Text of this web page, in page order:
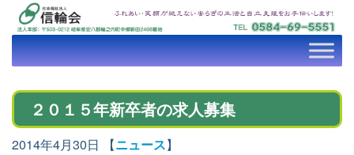
２０１５年新卒者の求人募集
2014年4月30日 【ニュース】